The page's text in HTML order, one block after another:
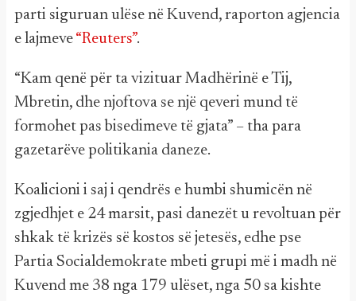
parti siguruan ulëse në Kuvend, raporton agjencia
e lajmeve “Reuters”.
“Kam qenë për ta vizituar Madhërinë e Tij,
Mbretin, dhe njoftova se një qeveri mund të
formohet pas bisedimeve të gjata” – tha para
gazetarëve politikania daneze.
Koalicioni i saj i qendrës e humbi shumicën në
zgjedhjet e 24 marsit, pasi danezët u revoltuan për
shkak të krizës së kostos së jetesës, edhe pse
Partia Socialdemokrate mbeti grupi më i madh në
Kuvend me 38 nga 179 ulëset, nga 50 sa kishte